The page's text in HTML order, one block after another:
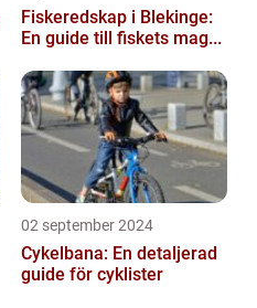
Fiskeredskap i Blekinge:
En guide till fiskets mag...
02 september 2024
Cykelbana: En detaljerad
guide för cyklister